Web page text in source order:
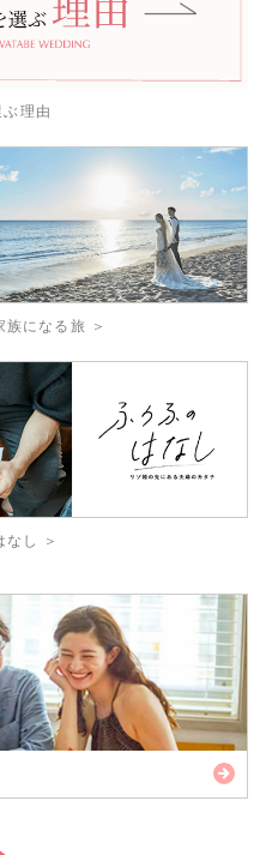
理由
になる旅 ＞
し ＞